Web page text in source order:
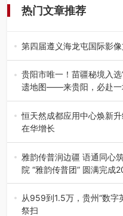
热门文章推荐
第四届遵义海龙屯国际影
8月7日，第四届遵义海龙
界文化遗产地海龙屯核心
贵阳市唯一！苗疆秘境入
遗地图——来贵阳，必赴一
2026年7月21日，2026年“
地”（贵州站）主题…
恒天然成都应用中心焕新
在华增长
融合全球研发实力与本土
场创新发展 （7月27日，
雅韵传普润边疆 语通同
院 “雅韵传普团” 圆满完成
为扎实推进2026“千团万
践，牢牢紧扣 “雅韵传普…
从959到1.5万，贵州“数字
祭扫